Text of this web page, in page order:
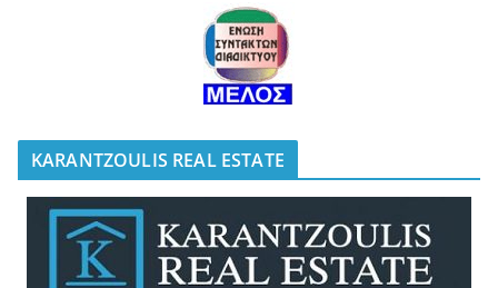
KARANTZOULIS REAL ESTATE